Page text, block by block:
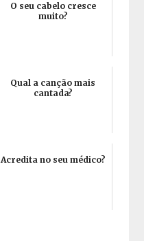
O seu cabelo cresce
muito?
Qual a canção mais
cantada?
Acredita no seu médico?